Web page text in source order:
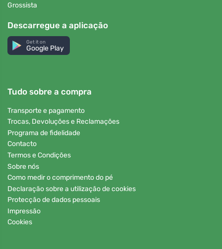
Grossista
Descarregue a aplicação
Get it on
Google Play
Tudo sobre a compra
Transporte e pagamento
Trocas, Devoluções e Reclamações
Programa de fidelidade
Contacto
Termos e Condições
Sobre nós
Como medir o comprimento do pé
Declaração sobre a utilização de cookies
Protecção de dados pessoais
Impressão
Cookies